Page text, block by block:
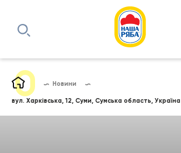
Новини
вул. Харківська, 12, Суми, Сумська область, Україна